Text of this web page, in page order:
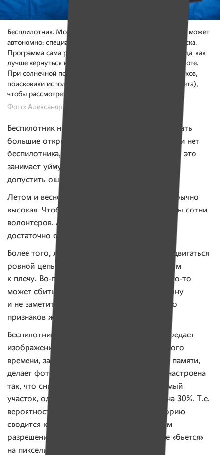
Бесплилотник. Может работать на ручном управлении, может
автономно: специалист только задает ему квадрат поиска.
Программа сама рассчитывает, на сколько хватит заряда, как
лучше вернуться назад. Летает на любой заданной высоте.
При солнечной погоде, чтобы не было засвета или бликов,
поисковики используют специальные очки (белого цвета),
чтобы рассмотреть территорию.
Фото: Александр Васюкович, Имена
Беспилотник нужен для того, чтобы обследовать
большие открытые участки: поля, дороги. Если нет
беспилотника, это делается силами людей. Но это
занимает уйму времени и высока вероятность
допустить ошибку.
Летом и весной трава на всех наших полях обычно
высокая. Чтобы «прочесать» такое поле нужны сотни
волонтеров. А для работы с беспилотником
достаточно одного-двух человек.
Более того, людям в такой ситуации нужно двигаться
ровной цепью, шаг в шаг, практически плечом
к плечу. Во-первых, это долго. Во-вторых, кто-то
может сбиться, либо не посмотреть в сторону
и не заметить в высокой траве не подающего
признаков жизни человека.
Беспилотник летает на заданной высоте, передает
изображение специалисту в режиме реального
времени, записывает изображение на карту памяти,
делает фотографии. При этом программа настроена
так, что снимки охватывают весь обследуемый
участок, одни кадры перекрывают другие на 30%. Т.е.
вероятность пропустить какую-то территорию
сводится к нулю. Фото делаются в высоком
разрешении: при приближении картинка не «бьется»
на пиксели.